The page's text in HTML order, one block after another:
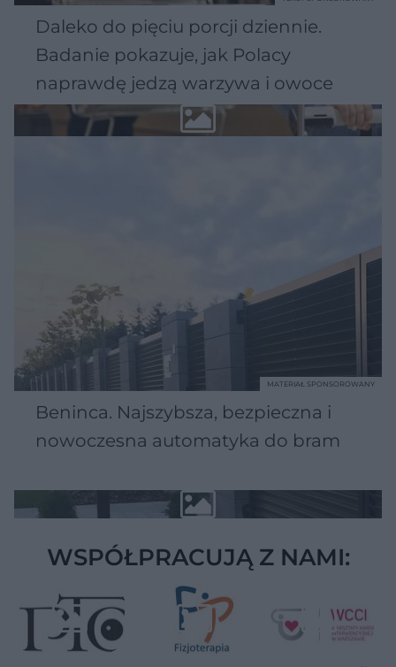
Daleko do pięciu porcji dziennie.
Badanie pokazuje, jak Polacy
naprawdę jedzą warzywa i owoce
Beninca. Najszybsza, bezpieczna i
nowoczesna automatyka do bram
MATERIAŁ SPONSOROWANY
WSPÓŁPRACUJĄ Z NAMI: